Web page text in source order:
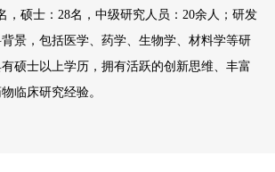
，硕士：28名，中级研究人员：20余人；研发
景，包括医学、药学、生物学、材料学等研
硕士以上学历，拥有活跃的创新思维、丰富
临床研究经验。